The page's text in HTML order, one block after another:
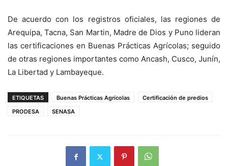
De acuerdo con los registros oficiales, las regiones de
Arequipa, Tacna, San Martin, Madre de Dios y Puno lideran
las certificaciones en Buenas Prácticas Agrícolas; seguido
de otras regiones importantes como Ancash, Cusco, Junín,
La Libertad y Lambayeque.
ETIQUETAS Buenas Prácticas Agrícolas
Certificación de predios
PRODESA
SENASA